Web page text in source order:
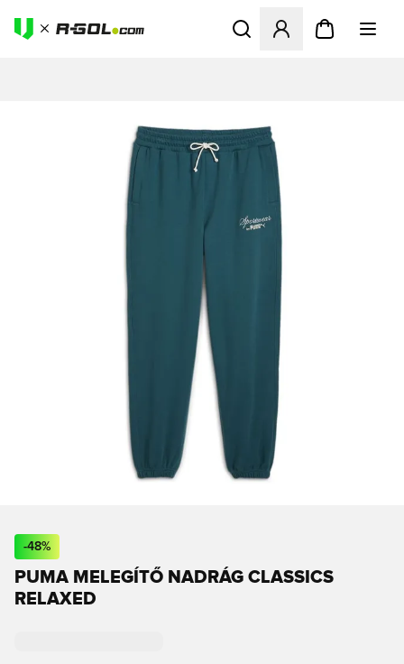
Megnyit egy modált a
-48%
PUMA MELEGÍTŐ NADRÁG CLASSICS
RELAXED